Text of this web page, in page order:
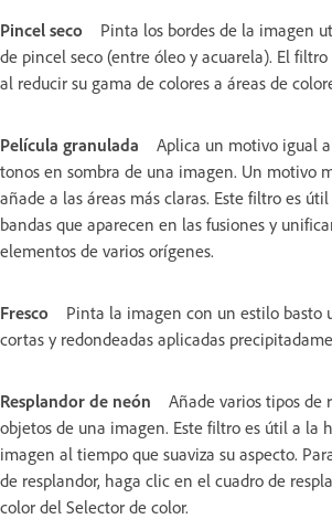
Pincel seco
Pinta los bordes de la imagen
de pincel seco (entre óleo y acuarela). El
al reducir su gama de colores a áreas de
Película granulada
Aplica un motivo igual
tonos en sombra de una imagen. Un motivo
añade a las áreas más claras. Este filtro es
bandas que aparecen en las fusiones y
elementos de varios orígenes.
Fresco
Pinta la imagen con un estilo basto
cortas y redondeadas aplicadas
Resplandor de neón
Añade varios tipos de
objetos de una imagen. Este filtro es útil a la
imagen al tiempo que suaviza su aspecto.
de resplandor, haga clic en el cuadro de
color del Selector de color.